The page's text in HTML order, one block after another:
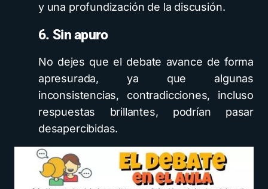
y una profundización de la discusión.
6. Sin apuro
No dejes que el debate avance de forma
apresurada, ya que algunas
inconsistencias, contradicciones, incluso
respuestas brillantes, podrían pasar
desapercibidas.